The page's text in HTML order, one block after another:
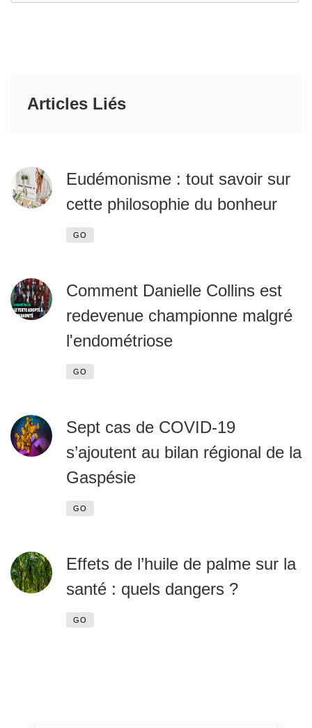
Articles Liés
Eudémonisme : tout savoir sur
cette philosophie du bonheur
GO
Comment Danielle Collins est
redevenue championne malgré
l'endométriose
GO
Sept cas de COVID-19
s’ajoutent au bilan régional de la
Gaspésie
GO
Effets de l’huile de palme sur la
santé : quels dangers ?
GO